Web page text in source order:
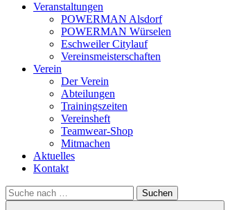
Veranstaltungen
POWERMAN Alsdorf
POWERMAN Würselen
Eschweiler Citylauf
Vereinsmeisterschaften
Verein
Der Verein
Abteilungen
Trainingszeiten
Vereinsheft
Teamwear-Shop
Mitmachen
Aktuelles
Kontakt
Search
for: